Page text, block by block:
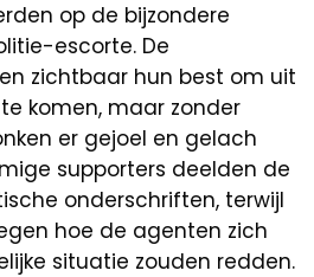
op de bijzondere
escorte. De
zichtbaar hun best om uit
komen, maar zonder
er gejoel en gelach
supporters deelden de
onderschriften, terwijl
hoe de agenten zich
situatie zouden redden.